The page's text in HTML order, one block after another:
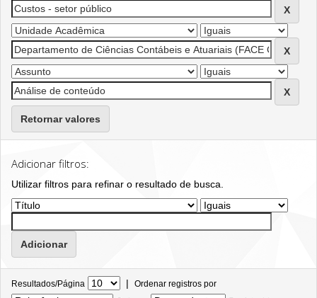
Retornar valores
Adicionar filtros:
Utilizar filtros para refinar o resultado de busca.
Resultados/Página | Ordenar registros por